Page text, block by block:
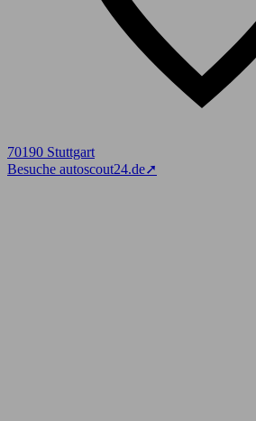
70190 Stuttgart
Besuche autoscout24.de➚